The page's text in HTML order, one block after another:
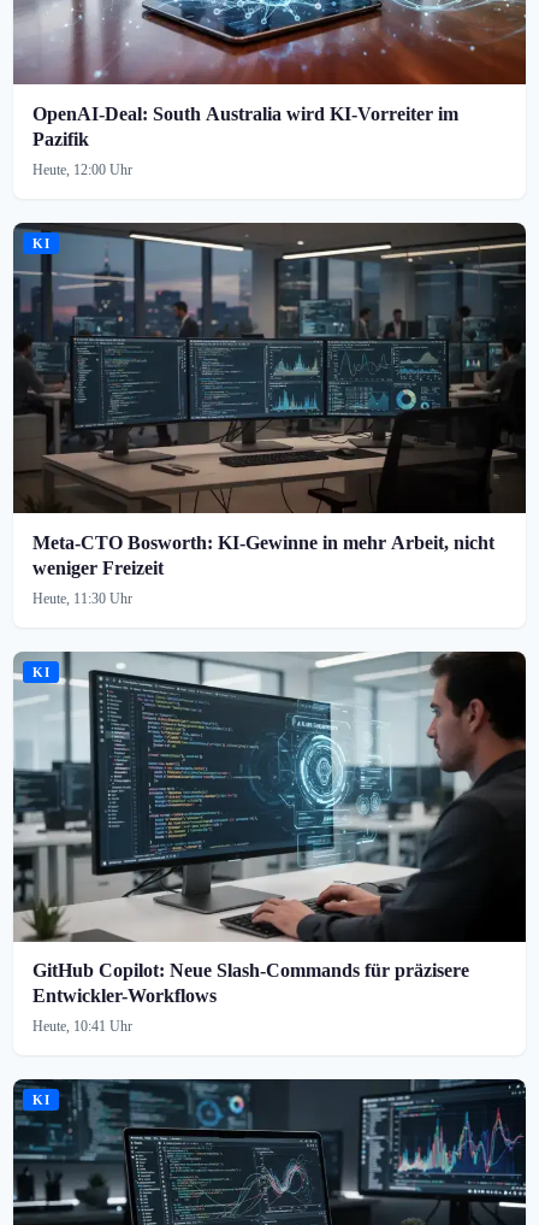
OpenAI-Deal: South Australia wird KI-Vorreiter im
Pazifik
Heute, 12:00 Uhr
KI
Meta-CTO Bosworth: KI-Gewinne in mehr Arbeit, nicht
weniger Freizeit
Heute, 11:30 Uhr
KI
GitHub Copilot: Neue Slash-Commands für präzisere
Entwickler-Workflows
Heute, 10:41 Uhr
KI